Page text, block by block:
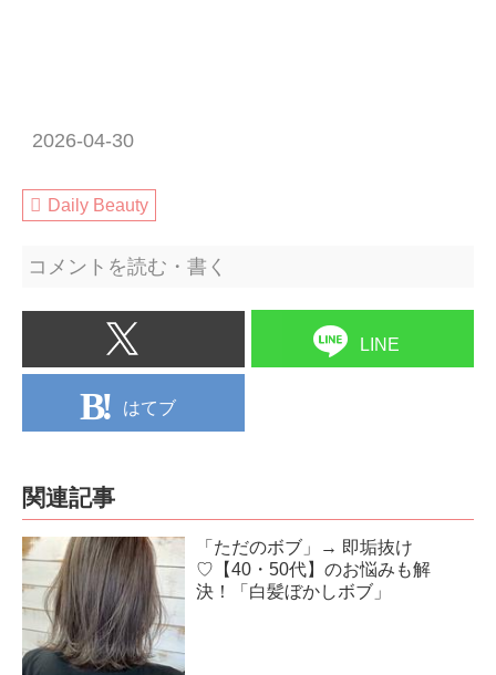
2026-04-30
Daily Beauty
コメントを読む・書く
LINE
はてブ
関連記事
「ただのボブ」→ 即垢抜け
♡【40・50代】のお悩みも解
決！「白髪ぼかしボブ」